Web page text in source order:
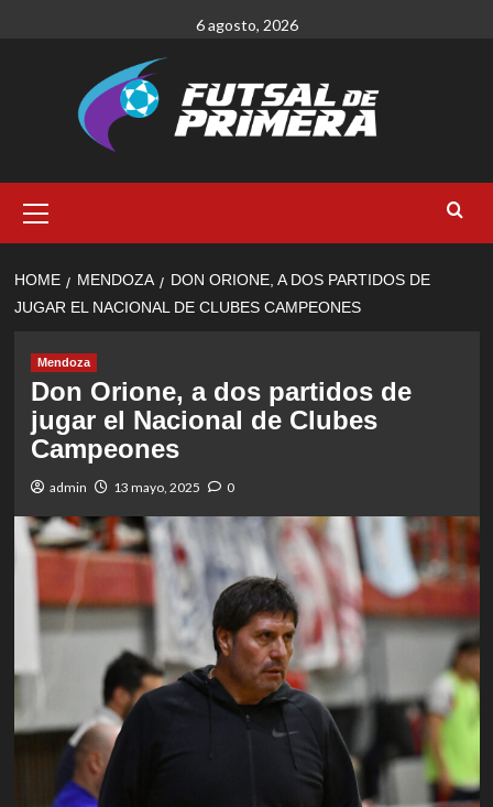
6 agosto, 2026
Menu
HOME MENDOZA
DON ORIONE, A DOS PARTIDOS DE
JUGAR EL NACIONAL DE CLUBES CAMPEONES
Mendoza
Don Orione, a dos partidos de
jugar el Nacional de Clubes
Campeones
admin 13 mayo, 2025 0